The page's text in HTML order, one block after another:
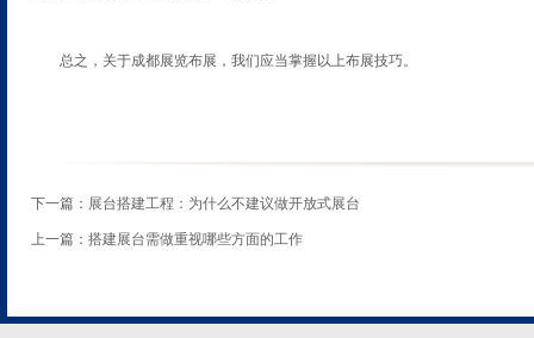
总之，关于成都展览布展，我们应当掌握以上布展技巧。
下一篇： 展台搭建工程：为什么不建议做开放式展台
上一篇： 搭建展台需做重视哪些方面的工作